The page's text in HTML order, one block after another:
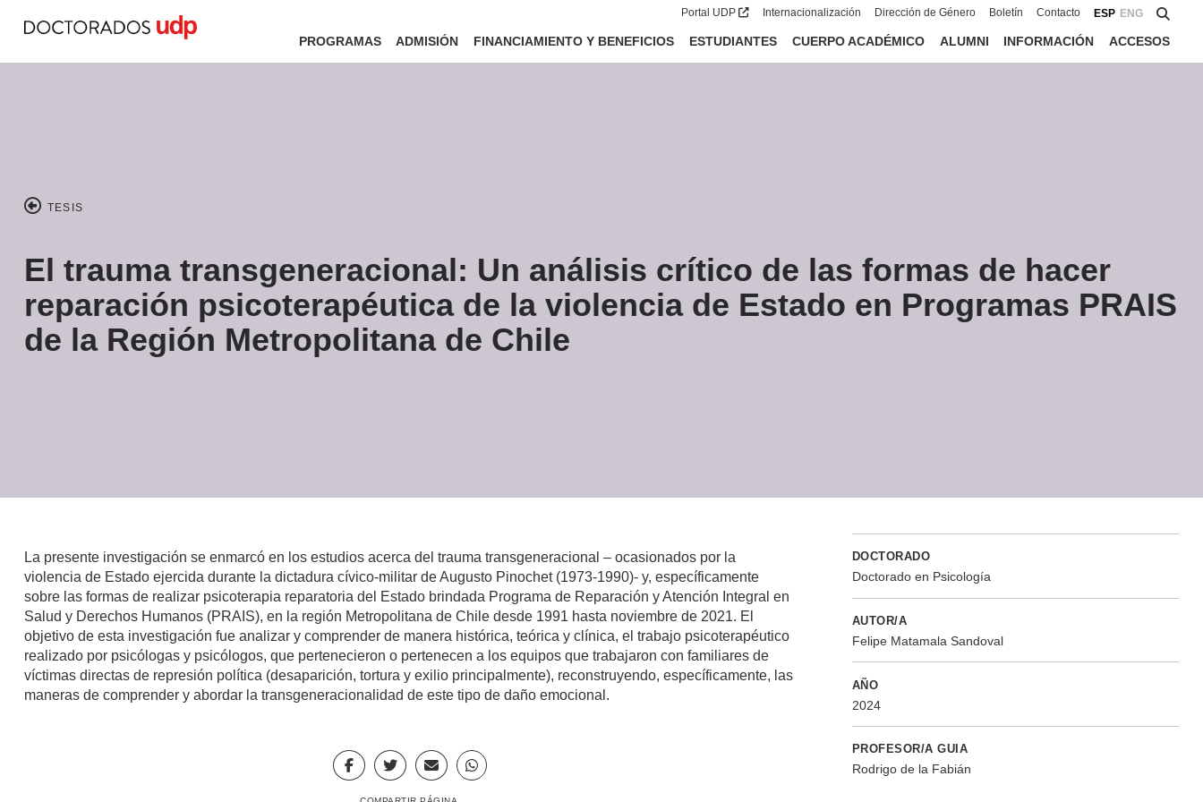
Portal UDP Internacionalización Dirección de Género Boletín Contacto ESP ENG
PROGRAMAS ADMISIÓN FINANCIAMIENTO Y BENEFICIOS ESTUDIANTES CUERPO ACADÉMICO ALUMNI INFORMACIÓN ACCESOS
TESIS
El trauma transgeneracional: Un análisis crítico de las formas de hacer
reparación psicoterapéutica de la violencia de Estado en Programas PRAIS
de la Región Metropolitana de Chile
La presente investigación se enmarcó en los estudios acerca del trauma transgeneracional – ocasionados por la
violencia de Estado ejercida durante la dictadura cívico-militar de Augusto Pinochet (1973-1990)- y, específicamente
sobre las formas de realizar psicoterapia reparatoria del Estado brindada Programa de Reparación y Atención Integral en
Salud y Derechos Humanos (PRAIS), en la región Metropolitana de Chile desde 1991 hasta noviembre de 2021. El
objetivo de esta investigación fue analizar y comprender de manera histórica, teórica y clínica, el trabajo psicoterapéutico
realizado por psicólogas y psicólogos, que pertenecieron o pertenecen a los equipos que trabajaron con familiares de
víctimas directas de represión política (desaparición, tortura y exilio principalmente), reconstruyendo, específicamente, las
maneras de comprender y abordar la transgeneracionalidad de este tipo de daño emocional.
DOCTORADO
Doctorado en Psicología
AUTOR/A
Felipe Matamala Sandoval
AÑO
2024
PROFESOR/A GUIA
Rodrigo de la Fabián